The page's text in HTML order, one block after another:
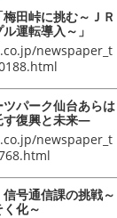
田峠に挑む～ＪＲ
運転導入～」
newspaper_t
パーク仙台あらは
す復興と未来―
newspaper_t
号通信課の挑戦～
化～